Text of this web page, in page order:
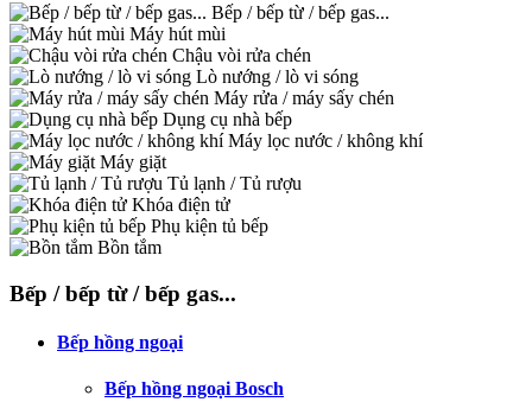
Bếp / bếp từ / bếp gas...
Máy hút mùi
Chậu vòi rửa chén
Lò nướng / lò vi sóng
Máy rửa / máy sấy chén
Dụng cụ nhà bếp
Máy lọc nước / không khí
Máy giặt
Tủ lạnh / Tủ rượu
Khóa điện tử
Phụ kiện tủ bếp
Bồn tắm
Bếp / bếp từ / bếp gas...
Bếp hồng ngoại
Bếp hồng ngoại Bosch